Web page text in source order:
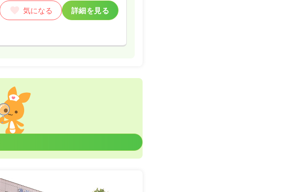
気になる 詳細を見る
気になる 詳細を見る